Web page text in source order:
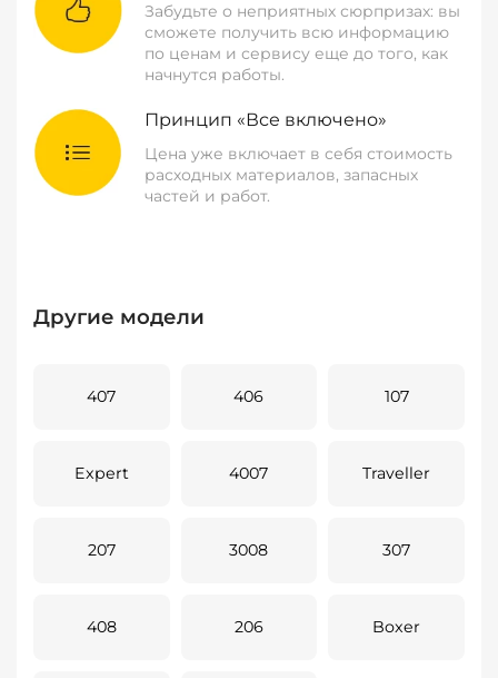
Забудьте о неприятных сюрпризах: вы
сможете получить всю информацию
по ценам и сервису еще до того, как
начнутся работы.
Принцип «Все включено»
Цена уже включает в себя стоимость
расходных материалов, запасных
частей и работ.
Другие модели
407 406 107
Expert 4007 Traveller
207 3008 307
408 206 Boxer